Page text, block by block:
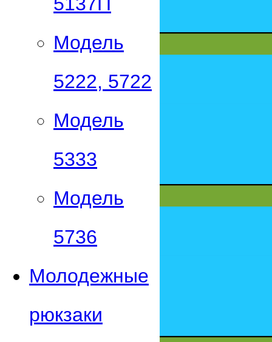
Модель
5222, 5722
Модель
5333
Модель
5736
Молодежные
рюкзаки